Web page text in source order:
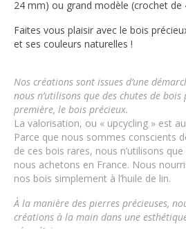
24 mm) ou grand modèle (crochet de
Faites vous plaisir avec le bois
et ses couleurs naturelles !
Nos créations sont issues d’une
nous n’utilisons que des chutes de
première, le bois précieux.
La valorisation, ou « upcycling » est
Parce que nous sommes conscients
de ces bois rares, nous n’utilisons
nous achetons en France. Nous
nos bois simplement à l’huile de lin.
À la manière des pierres précieuses,
créations à la main dans une